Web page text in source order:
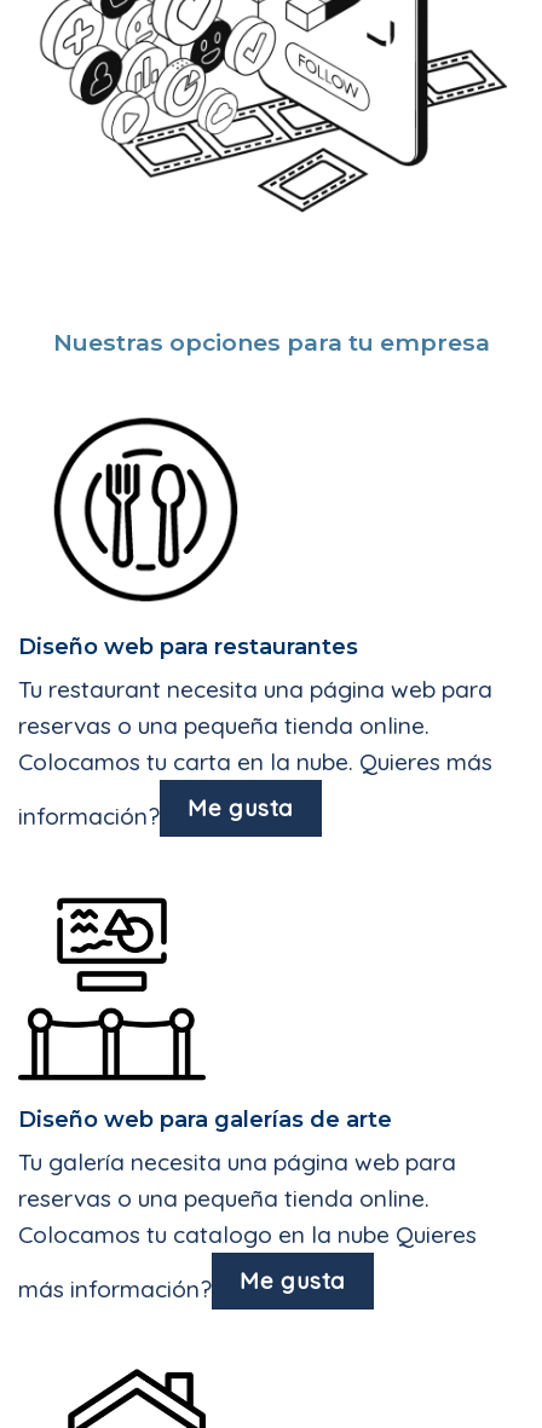
Nuestras opciones para tu empresa
Diseño web para restaurantes
Tu restaurant necesita una página web para
reservas o una pequeña tienda online.
Colocamos tu carta en la nube. Quieres más
información?
Me gusta
Diseño web para galerías de arte
Tu galería necesita una página web para
reservas o una pequeña tienda online.
Colocamos tu catalogo en la nube Quieres
más información?
Me gusta